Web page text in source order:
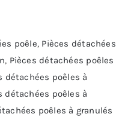
poêle, Pièces détachées
, Pièces détachées poêles
détachées poêles à
détachées poêles à
poêles à granulés